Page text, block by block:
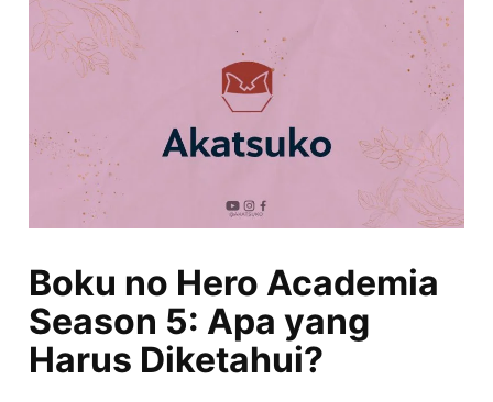
Boku no Hero Academia
Season 5: Apa yang
Harus Diketahui?